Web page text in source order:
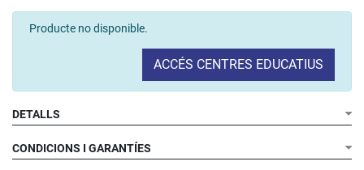
Producte no disponible.
ACCÉS CENTRES EDUCATIUS
DETALLS
CONDICIONS I GARANTÍES